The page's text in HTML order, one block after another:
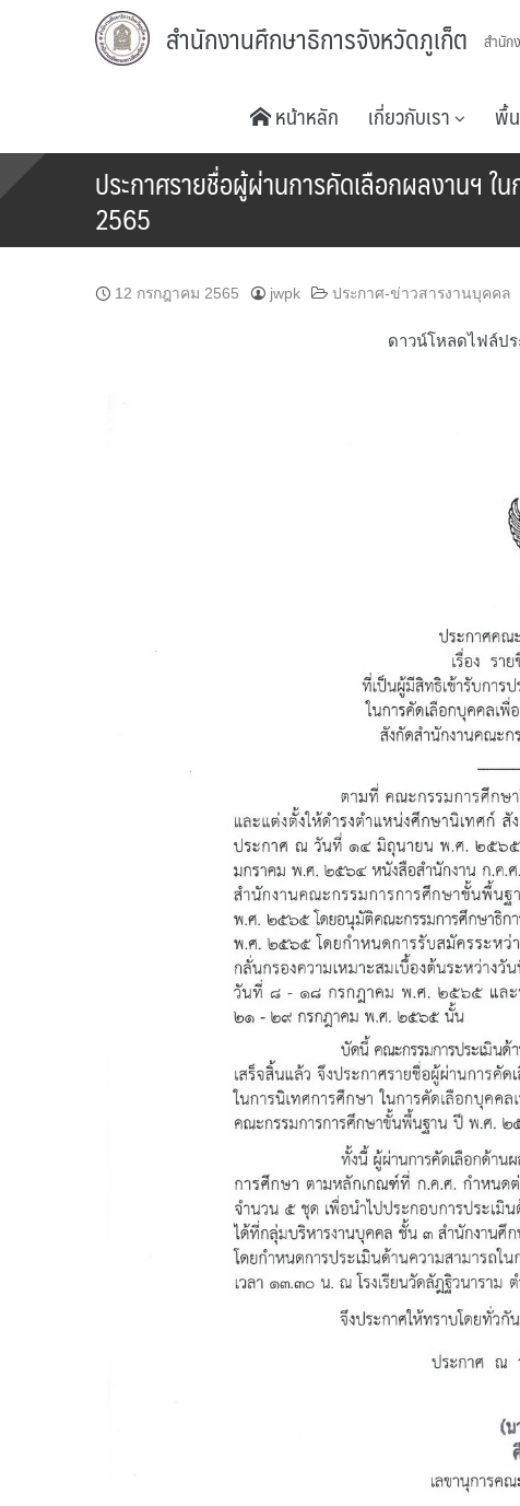
สำนักงานศึกษาธิการจังหวัดภูเก็ต สำนัก
หน้าหลัก เกี่ยวกับเรา พื้
ประกาศรายชื่อผู้ผ่านการคัดเลือกผลงานฯ
2565
12 กรกฎาคม 2565 jwpk ประกาศ-ข่าวสารงานบุคคล
ดาวน์โหลดไฟล์ป